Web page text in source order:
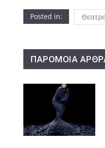
Posted in:
ΠΑΡΟΜΟΙΑ